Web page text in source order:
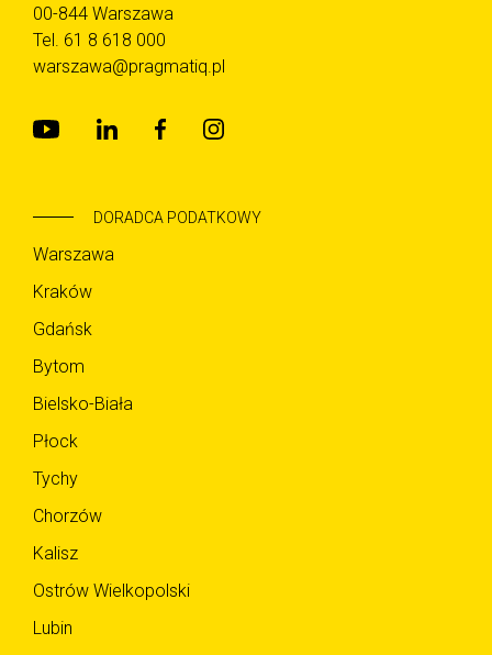
00-844 Warszawa
Tel. 61 8 618 000
warszawa@pragmatiq.pl
DORADCA PODATKOWY
Warszawa
Kraków
Gdańsk
Bytom
Bielsko-Biała
Płock
Tychy
Chorzów
Kalisz
Ostrów Wielkopolski
Lubin